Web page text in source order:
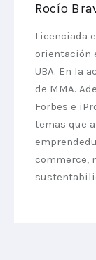
Rocío
Licenciada
orientación
UBA. En la
de MMA.
Forbes e
temas que
commerce,